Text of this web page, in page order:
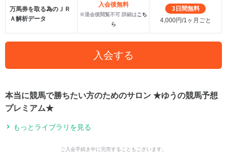
万馬券を取る為のＪＲ
Ａ解析データ
入会後無料
※退会後閲覧不可 詳細はこち
ら
3日間無料
4,000円/1ヶ月ごと
入会する
本当に競馬で勝ちたい方のためのサロン ★ゆうの競馬予想
プレミアム★
もっとライブラリを見る
ご入会手続き中に完売することもございます。